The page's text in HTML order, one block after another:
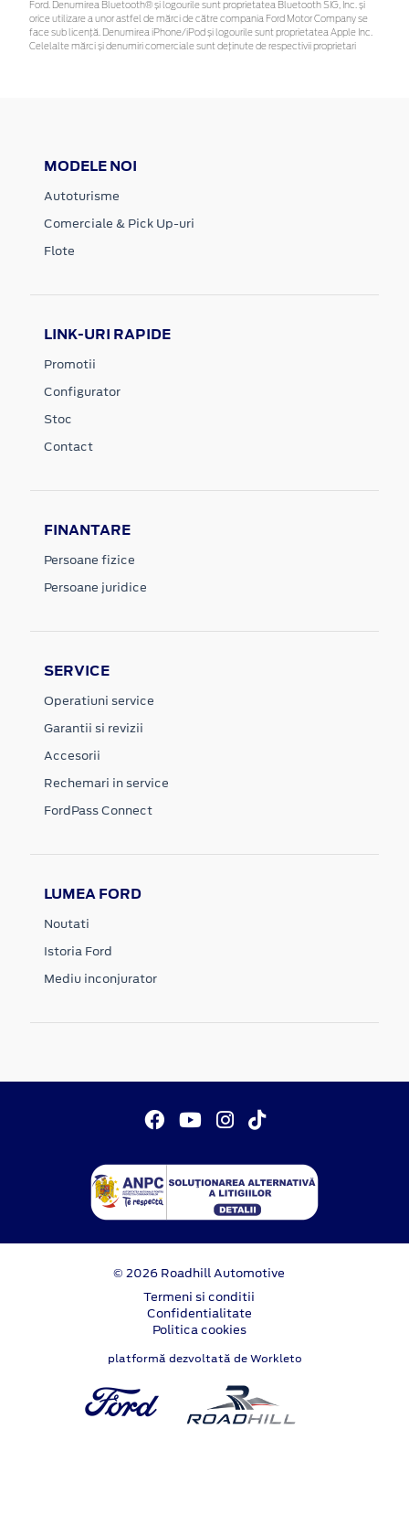
Ford. Denumirea Bluetooth® și logourile sunt proprietatea Bluetooth SIG, Inc. și
orice utilizare a unor astfel de mărci de către compania Ford Motor Company se
face sub licență. Denumirea iPhone/iPod și logourile sunt proprietatea Apple Inc.
Celelalte mărci și denumiri comerciale sunt deținute de respectivii proprietari
MODELE NOI
Autoturisme
Comerciale & Pick Up-uri
Flote
LINK-URI RAPIDE
Promotii
Configurator
Stoc
Contact
FINANTARE
Persoane fizice
Persoane juridice
SERVICE
Operatiuni service
Garantii si revizii
Accesorii
Rechemari in service
FordPass Connect
LUMEA FORD
Noutati
Istoria Ford
Mediu inconjurator
© 2026 Roadhill Automotive
Termeni si conditii
Confidentialitate
Politica cookies
platformă dezvoltată de Workleto